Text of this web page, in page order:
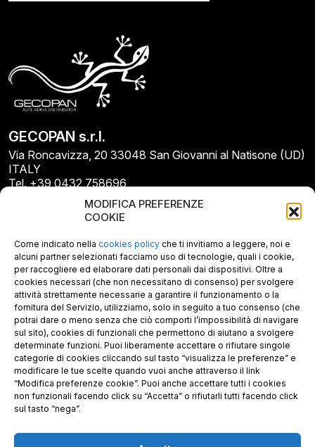
MODIFICA PREFERENZE
COOKIE
Come indicato nella cookies policy che ti invitiamo a leggere, noi e
alcuni partner selezionati facciamo uso di tecnologie, quali i cookie,
per raccogliere ed elaborare dati personali dai dispositivi. Oltre a
cookies necessari (che non necessitano di consenso) per svolgere
attività strettamente necessarie a garantire il funzionamento o la
fornitura del Servizio, utilizziamo, solo in seguito a tuo consenso (che
potrai dare o meno senza che ciò comporti l’impossibilità di navigare
sul sito), cookies di funzionali che permettono di aiutano a svolgere
determinate funzioni. Puoi liberamente accettare o rifiutare singole
categorie di cookies cliccando sul tasto “visualizza le preferenze” e
modificare le tue scelte quando vuoi anche attraverso il link
“Modifica preferenze cookie”. Puoi anche accettare tutti i cookies
non funzionali facendo click su “Accetta” o rifiutarli tutti facendo click
sul tasto “nega”.
GECOPAN s.r.l.
Via Roncavizza, 20 33048 San Giovanni al Natisone (UD)
ITALY
Tel. +39 0432 758696
E-mail: info@gecopan.it
E-mail PEC: gecopan@pec.it
P.I. E C.F. 02487660306
N. REA UD 264834
Capitale sociale € 30.000